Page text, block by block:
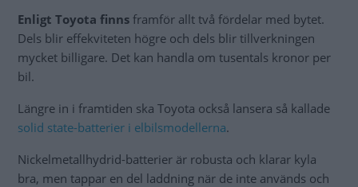
Enligt Toyota finns framför allt två fördelar med bytet.
Dels blir effekviteten högre och dels blir tillverkningen
mycket billigare. Det kan handla om tusentals kronor per
bil.
Längre in i framtiden ska Toyota också lansera så kallade
solid state-batterier i elbilsmodellerna.
Nickelmetallhydrid-batterier är robusta och klarar kyla
bra, men tappar en del laddning när de inte används och